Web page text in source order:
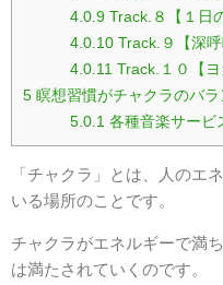
4.0.9Track.８【１日
4.0.10Track.９【深呼
4.0.11 Track.１０【ヨ
5 瞑想習慣がチャクラのバ
5.0.1 各種音楽サービ
「チャクラ」とは、人のエ
いる場所のことです。
チャクラがエネルギーで満
は満たされていくのです。